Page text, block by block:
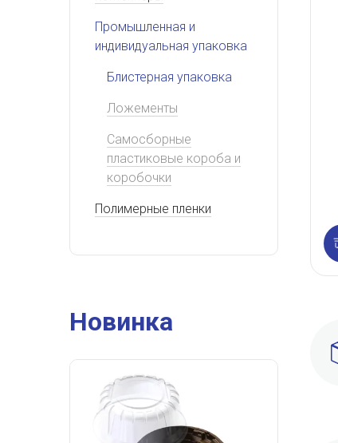
Промышленная и
индивидуальная упаковка
Блистерная упаковка
Ложементы
Самосборные
пластиковые короба и
коробочки
Полимерные пленки
Новинка